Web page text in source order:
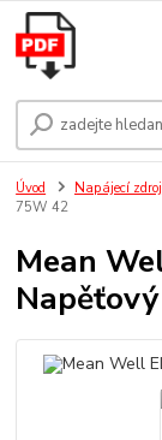
Úvod Napájecí
75W 42
Mean